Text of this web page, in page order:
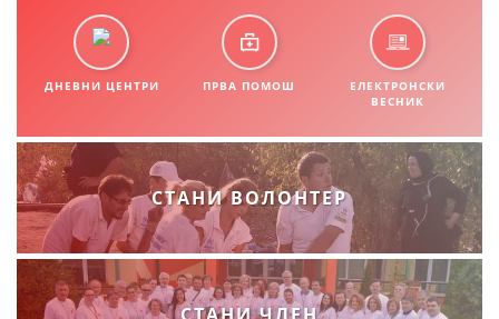
СТАТУТ НА ЦКРМ
ОРГАНИЗАЦИЈА И РАЗВОЈ
РАКОВОДЕН ОДБОР
СОБРАНИЕ
СТРУКТУРА И ОРГАНИЗАЦИОНА ПОСТАВЕНОСТ
ДНЕВНИ ЦЕНТРИ ПРВА ПОМОШ
ЕЛЕКТРОНСКИ
ВЕСНИК
СТАНИ ВОЛОНТЕР